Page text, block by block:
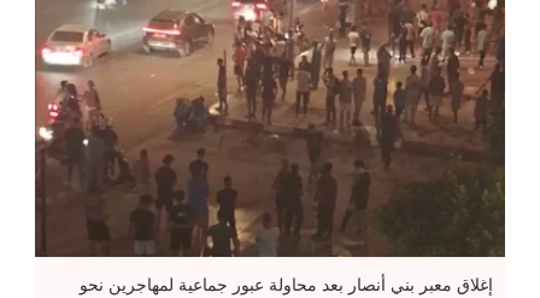
إغلاق معبر بني أنصار بعد محاولة عبور جماعية لمهاجرين نحو